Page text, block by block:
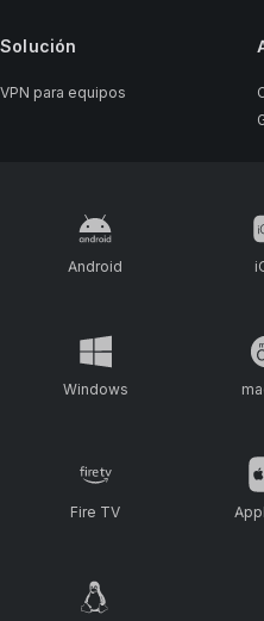
Solución
VPN para equipos
Android
Windows
Fire TV